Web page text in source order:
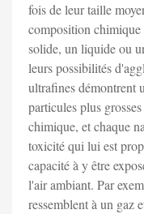
fois de leur taille
composition chimique
solide, un liquide ou
leurs possibilités
ultrafines démontrent
particules plus
chimique, et chaque
toxicité qui lui est
capacité à y être
l'air ambiant. Par
ressemblent à un gaz